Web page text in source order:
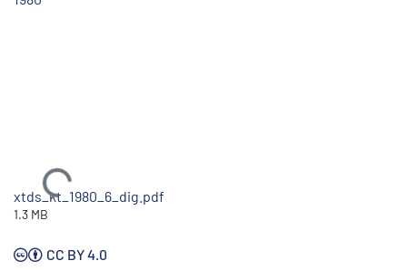
Ladataan...
xtds_kt_1980_6_dig.pdf
1.3 MB
CC BY 4.0